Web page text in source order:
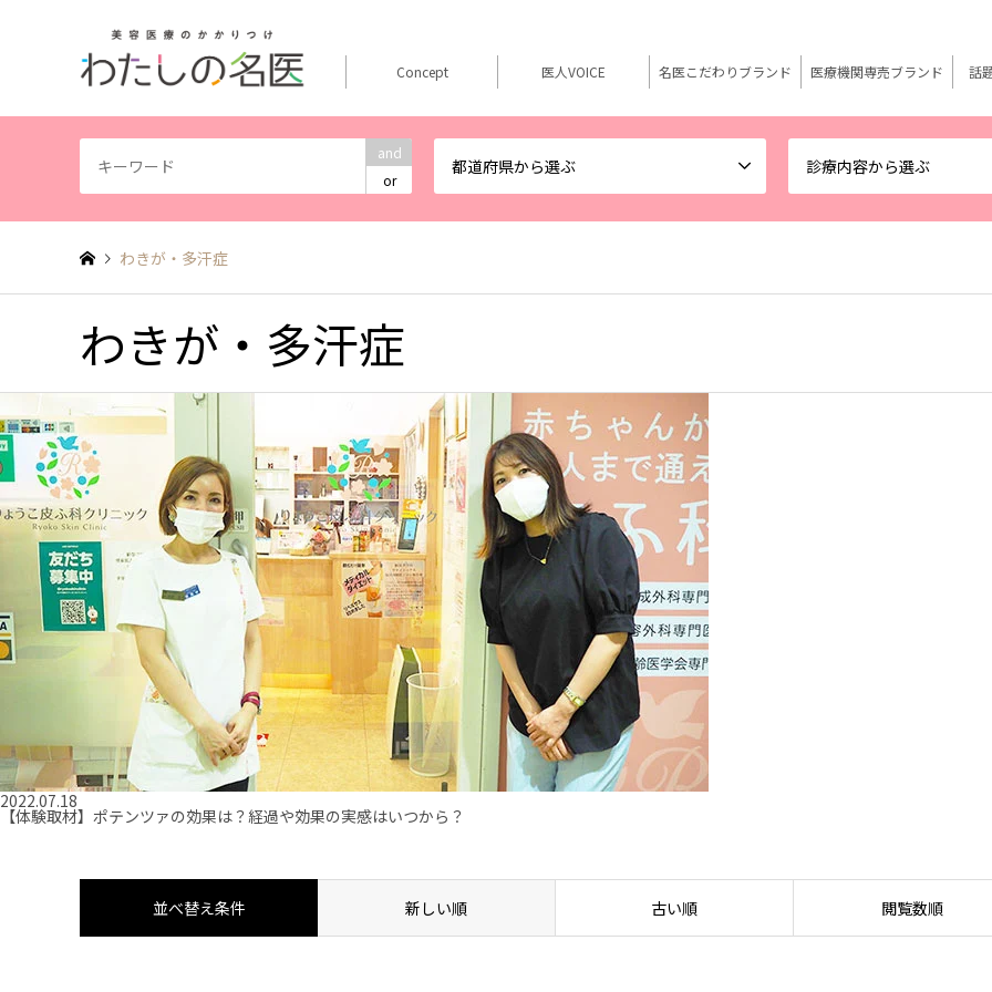
and
or
都道府県から選ぶ 診療内容から選ぶ
Concept 医人VOICE 名医こだわりブランド 医療機関専売ブランド 話
わきが・多汗症
わきが・多汗症
2022.07.18
【体験取材】ポテンツァの効果は？経過や効果の実感はいつから？
並べ替え条件 新しい順 古い順 閲覧数順